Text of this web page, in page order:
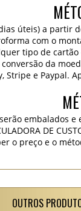
úteis) a partir
com o
tipo de cartão
da
Stripe e Paypal.
embalados
DE
o preço e o
OUTROS